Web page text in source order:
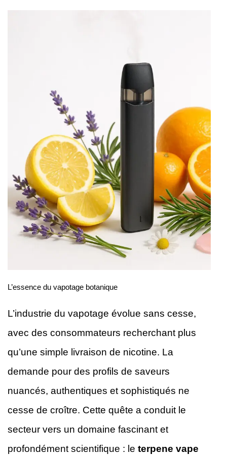
L’essence du vapotage botanique
L’industrie du vapotage évolue sans cesse,
avec des consommateurs recherchant plus
qu’une simple livraison de nicotine. La
demande pour des profils de saveurs
nuancés, authentiques et sophistiqués ne
cesse de croître. Cette quête a conduit le
secteur vers un domaine fascinant et
profondément scientifique : le terpene vape